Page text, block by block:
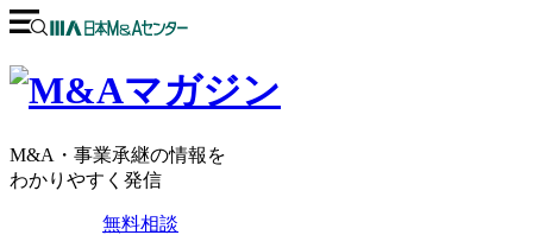
M&A・事業承継の情報を
わかりやすく発信
無料相談